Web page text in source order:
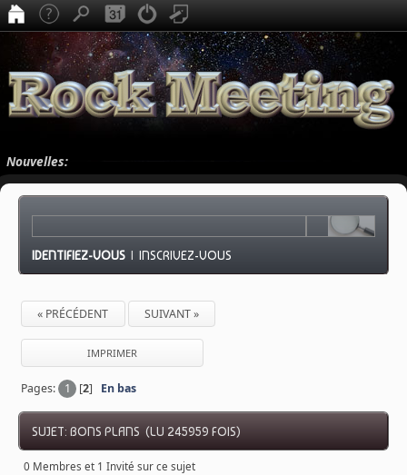
Nouvelles:
IDENTIFIEZ-VOUS |INSCRIVEZ-VOUS
« PRÉCÉDENT SUIVANT »
IMPRIMER
Pages: 1 [2] En bas
SUJET: BONS PLANS (LU 245959 FOIS)
0 Membres et 1 Invité sur ce sujet